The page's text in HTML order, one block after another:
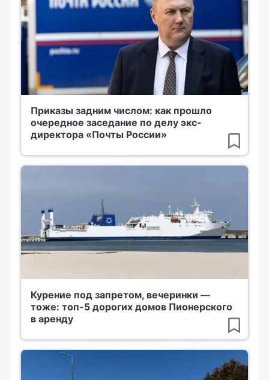
Приказы задним числом: как прошло
очередное заседание по делу экс-
директора «Почты России»
Курение под запретом, вечеринки —
тоже: топ-5 дорогих домов Пионерского
в аренду